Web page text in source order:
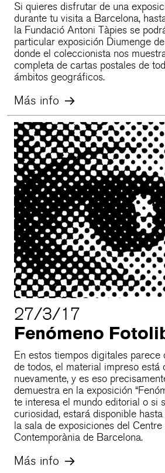
Si quieres disfrutar de una
durante tu visita a Barcelona,
la Fundació Antoni Tàpies se
particular exposición Diumenge
donde el coleccionista nos
completa de cartas postales de
ámbitos geográficos.
Más info
27/3/17
Fenómeno
En estos tiempos digitales parece
de todos, el material impreso está
nuevamente, y es eso
demuestra en la exposición
te interesa el mundo editorial o si
curiosidad, estará disponible
la sala de exposiciones del
Contemporània de Barcelona.
Más info